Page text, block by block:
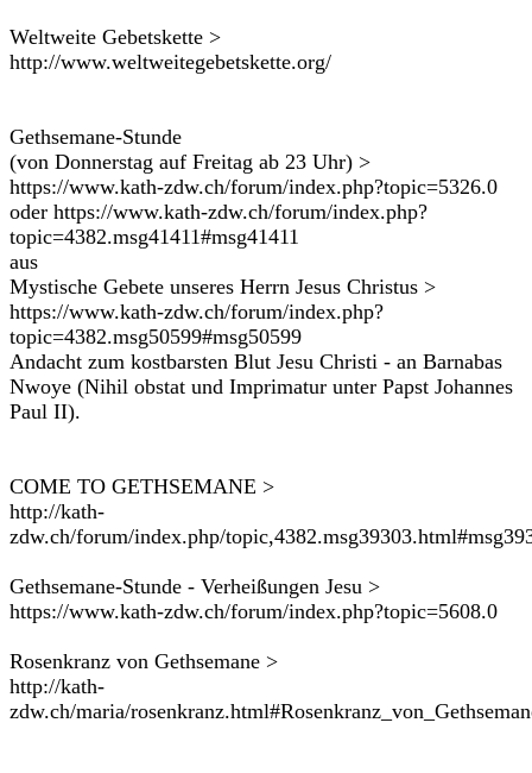
Weltweite Gebetskette >
http://www.weltweitegebetskette.org/
Gethsemane-Stunde
(von Donnerstag auf Freitag ab 23 Uhr) >
https://www.kath-zdw.ch/forum/index.php?topic=5326.0
oder https://www.kath-zdw.ch/forum/index.php?
topic=4382.msg41411#msg41411
aus
Mystische Gebete unseres Herrn Jesus Christus >
https://www.kath-zdw.ch/forum/index.php?
topic=4382.msg50599#msg50599
Andacht zum kostbarsten Blut Jesu Christi - an Barnabas
Nwoye (Nihil obstat und Imprimatur unter Papst Johannes
Paul II).
COME TO GETHSEMANE >
http://kath-
zdw.ch/forum/index.php/
Gethsemane-Stunde - Verheißungen Jesu >
https://www.kath-zdw.ch/forum/index.php?topic=5608.0
Rosenkranz von Gethsemane >
http://kath-
zdw.ch/maria/